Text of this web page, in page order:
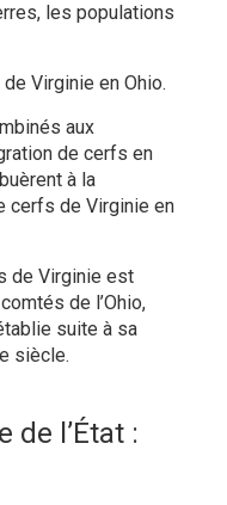
les populations
Virginie en Ohio.
aux
de cerfs en
à la
cerfs de Virginie en
de Virginie est
de l’Ohio,
suite à sa
siècle.
de l’État :